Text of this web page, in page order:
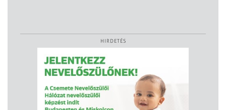
HIRDETÉS